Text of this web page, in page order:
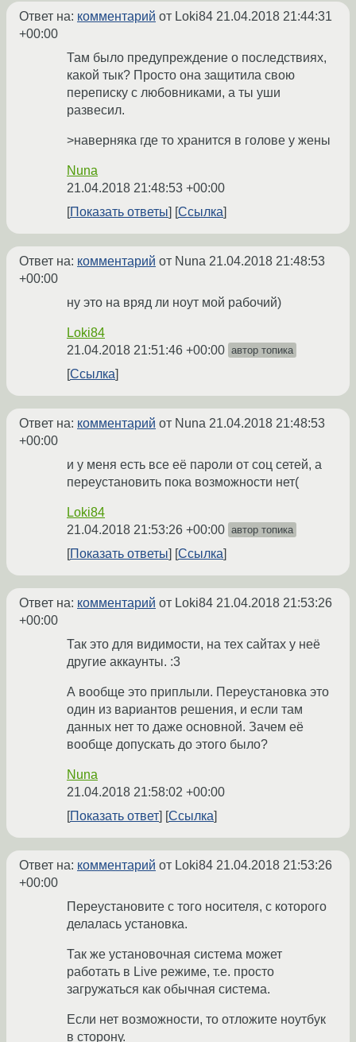
Ответ на: комментарий от Loki84 21.04.2018 21:44:31
+00:00
Там было предупреждение о последствиях,
какой тык? Просто она защитила свою
переписку с любовниками, а ты уши
развесил.
>наверняка где то хранится в голове у жены
Nuna
21.04.2018 21:48:53 +00:00
Показать ответы
Ссылка
Ответ на: комментарий от Nuna 21.04.2018 21:48:53
+00:00
ну это на вряд ли ноут мой рабочий)
Loki84
21.04.2018 21:51:46 +00:00 автор топика
Ссылка
Ответ на: комментарий от Nuna 21.04.2018 21:48:53
+00:00
и у меня есть все её пароли от соц сетей, а
переустановить пока возможности нет(
Loki84
21.04.2018 21:53:26 +00:00 автор топика
Показать ответы Ссылка
Ответ на: комментарий от Loki84 21.04.2018 21:53:26
+00:00
Так это для видимости, на тех сайтах у неё
другие аккаунты. :3
А вообще это приплыли. Переустановка это
один из вариантов решения, и если там
данных нет то даже основной. Зачем её
вообще допускать до этого было?
Nuna
21.04.2018 21:58:02 +00:00
Показать ответ
Ссылка
Ответ на: комментарий от Loki84 21.04.2018 21:53:26
+00:00
Переустановите с того носителя, с которого
делалась установка.
Так же установочная система может
работать в Live режиме, т.е. просто
загружаться как обычная система.
Если нет возможности, то отложите ноутбук
в сторону.